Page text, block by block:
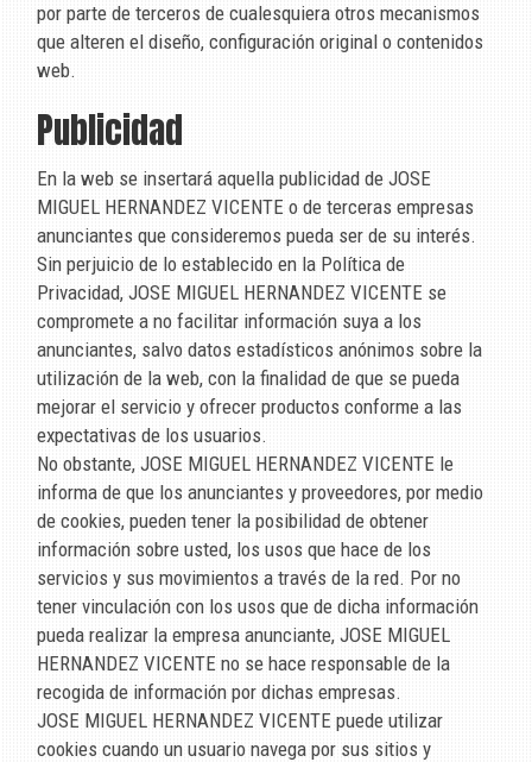
por parte de terceros de cualesquiera otros mecanismos
que alteren el diseño, configuración original o contenidos
web.
Publicidad
En la web se insertará aquella publicidad de JOSE
MIGUEL HERNANDEZ VICENTE o de terceras empresas
anunciantes que consideremos pueda ser de su interés.
Sin perjuicio de lo establecido en la Política de
Privacidad, JOSE MIGUEL HERNANDEZ VICENTE se
compromete a no facilitar información suya a los
anunciantes, salvo datos estadísticos anónimos sobre la
utilización de la web, con la finalidad de que se pueda
mejorar el servicio y ofrecer productos conforme a las
expectativas de los usuarios.
No obstante, JOSE MIGUEL HERNANDEZ VICENTE le
informa de que los anunciantes y proveedores, por medio
de cookies, pueden tener la posibilidad de obtener
información sobre usted, los usos que hace de los
servicios y sus movimientos a través de la red. Por no
tener vinculación con los usos que de dicha información
pueda realizar la empresa anunciante, JOSE MIGUEL
HERNANDEZ VICENTE no se hace responsable de la
recogida de información por dichas empresas.
JOSE MIGUEL HERNANDEZ VICENTE puede utilizar
cookies cuando un usuario navega por sus sitios y